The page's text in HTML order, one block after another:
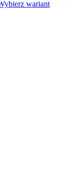
wariant